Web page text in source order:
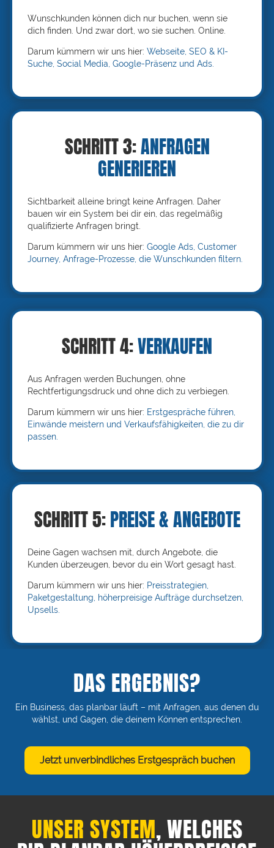
Wunschkunden können dich nur buchen, wenn sie
dich finden. Und zwar dort, wo sie suchen. Online.
Darum kümmern wir uns hier: Webseite, SEO & KI-
Suche, Social Media, Google-Präsenz und Ads.
SCHRITT 3:ANFRAGEN
GENERIEREN
Sichtbarkeit alleine bringt keine Anfragen. Daher
bauen wir ein System bei dir ein, das regelmäßig
qualifizierte Anfragen bringt.
Darum kümmern wir uns hier: Google Ads, Customer
Journey, Anfrage-Prozesse, die Wunschkunden filtern.
SCHRITT 4:VERKAUFEN
Aus Anfragen werden Buchungen, ohne
Rechtfertigungsdruck und ohne dich zu verbiegen.
Darum kümmern wir uns hier: Erstgespräche führen,
Einwände meistern und Verkaufsfähigkeiten, die zu dir
passen.
SCHRITT 5:PREISE & ANGEBOTE
Deine Gagen wachsen mit, durch Angebote, die
Kunden überzeugen, bevor du ein Wort gesagt hast.
Darum kümmern wir uns hier: Preisstrategien,
Paketgestaltung, höherpreisige Aufträge durchsetzen,
Upsells.
DAS ERGEBNIS?
Ein Business, das planbar läuft – mit Anfragen, aus denen du
wählst, und Gagen, die deinem Können entsprechen.
Jetzt unverbindliches Erstgespräch buchen
UNSER SYSTEM, WELCHES